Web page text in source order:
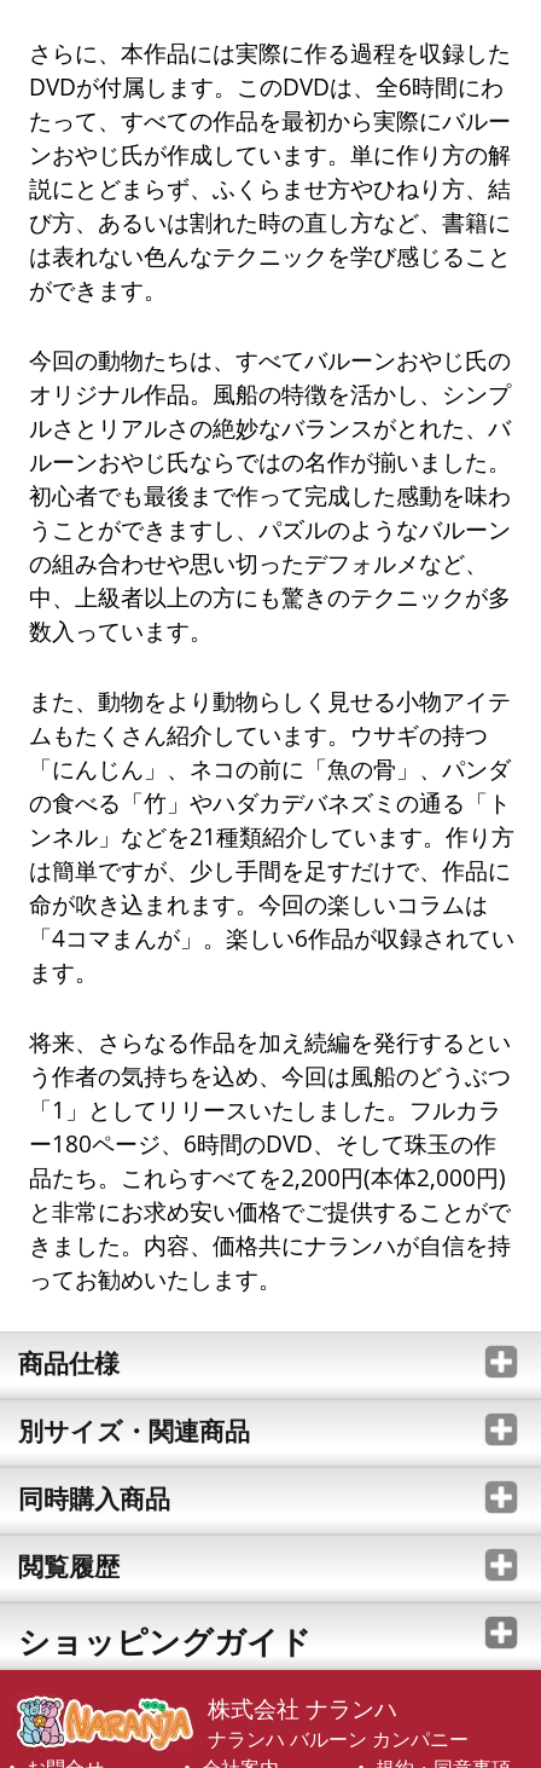
さらに、本作品には実際に作る過程を収録した
DVDが付属します。このDVDは、全6時間にわ
たって、すべての作品を最初から実際にバルー
ンおやじ氏が作成しています。単に作り方の解
説にとどまらず、ふくらませ方やひねり方、結
び方、あるいは割れた時の直し方など、書籍に
は表れない色んなテクニックを学び感じること
ができます。
今回の動物たちは、すべてバルーンおやじ氏の
オリジナル作品。風船の特徴を活かし、シンプ
ルさとリアルさの絶妙なバランスがとれた、バ
ルーンおやじ氏ならではの名作が揃いました。
初心者でも最後まで作って完成した感動を味わ
うことができますし、パズルのようなバルーン
の組み合わせや思い切ったデフォルメなど、
中、上級者以上の方にも驚きのテクニックが多
数入っています。
また、動物をより動物らしく見せる小物アイテ
ムもたくさん紹介しています。ウサギの持つ
「にんじん」、ネコの前に「魚の骨」、パンダ
の食べる「竹」やハダカデバネズミの通る「ト
ンネル」などを21種類紹介しています。作り方
は簡単ですが、少し手間を足すだけで、作品に
命が吹き込まれます。今回の楽しいコラムは
「4コマまんが」。楽しい6作品が収録されてい
ます。
将来、さらなる作品を加え続編を発行するとい
う作者の気持ちを込め、今回は風船のどうぶつ
「1」としてリリースいたしました。フルカラ
ー180ページ、6時間のDVD、そして珠玉の作
品たち。これらすべてを2,200円(本体2,000円)
と非常にお求め安い価格でご提供することがで
きました。内容、価格共にナランハが自信を持
ってお勧めいたします。
商品仕様
別サイズ・関連商品
同時購入商品
閲覧履歴
ショッピングガイド
株式会社 ナランハ
ナランハ バルーン カンパニー